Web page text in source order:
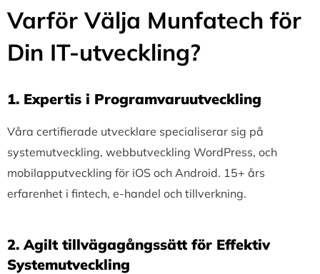
Varför Välja Munfatech för
Din IT-utveckling?
1.⁠ ⁠Expertis i Programvaruutveckling
Våra certifierade utvecklare specialiserar sig på
systemutveckling, webbutveckling WordPress, och
mobilapputveckling för iOS och Android. 15+ års
erfarenhet i fintech, e-handel och tillverkning.
2.⁠ ⁠Agilt tillvägagångssätt för Effektiv
Systemutveckling